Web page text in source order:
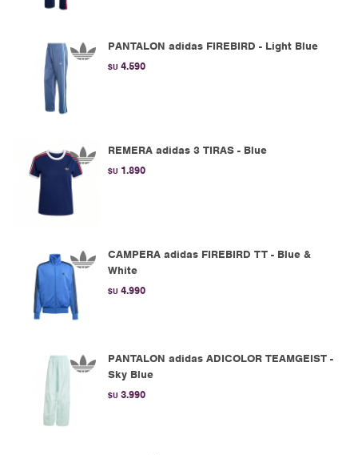
PANTALON adidas FIREBIRD - Light Blue
$U 4.590
REMERA adidas 3 TIRAS - Blue
$U 1.890
CAMPERA adidas FIREBIRD TT - Blue &
White
$U 4.990
PANTALON adidas ADICOLOR TEAMGEIST -
Sky Blue
$U 3.990